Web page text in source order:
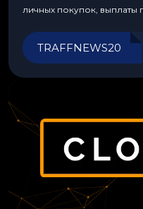
личных покупок, выплаты
инструменты для
TRAFFNEWS20